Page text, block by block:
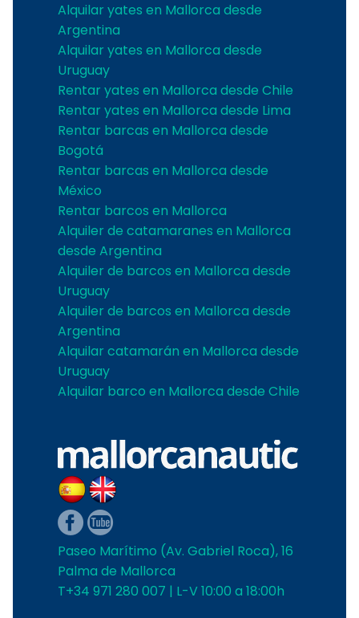
Alquilar yates en Mallorca desde
Argentina
Alquilar yates en Mallorca desde
Uruguay
Rentar yates en Mallorca desde Chile
Rentar yates en Mallorca desde Lima
Rentar barcas en Mallorca desde
Bogotá
Rentar barcas en Mallorca desde
México
Rentar barcos en Mallorca
Alquiler de catamaranes en Mallorca
desde Argentina
Alquiler de barcos en Mallorca desde
Uruguay
Alquiler de barcos en Mallorca desde
Argentina
Alquilar catamarán en Mallorca desde
Uruguay
Alquilar barco en Mallorca desde Chile
Paseo Marítimo (Av. Gabriel Roca), 16
Palma de Mallorca
T+34 971 280 007 | L-V 10:00 a 18:00h